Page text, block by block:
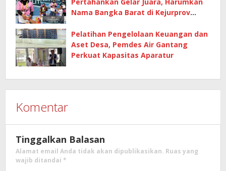
Nama Bangka Barat di Kejurprov
Pelatihan Pengelolaan Keuangan dan
Aset Desa, Pemdes Air Gantang
Perkuat Kapasitas Aparatur
Komentar
Tinggalkan Balasan
Alamat email Anda tidak akan dipublikasikan. Ruas yang
wajib ditandai *